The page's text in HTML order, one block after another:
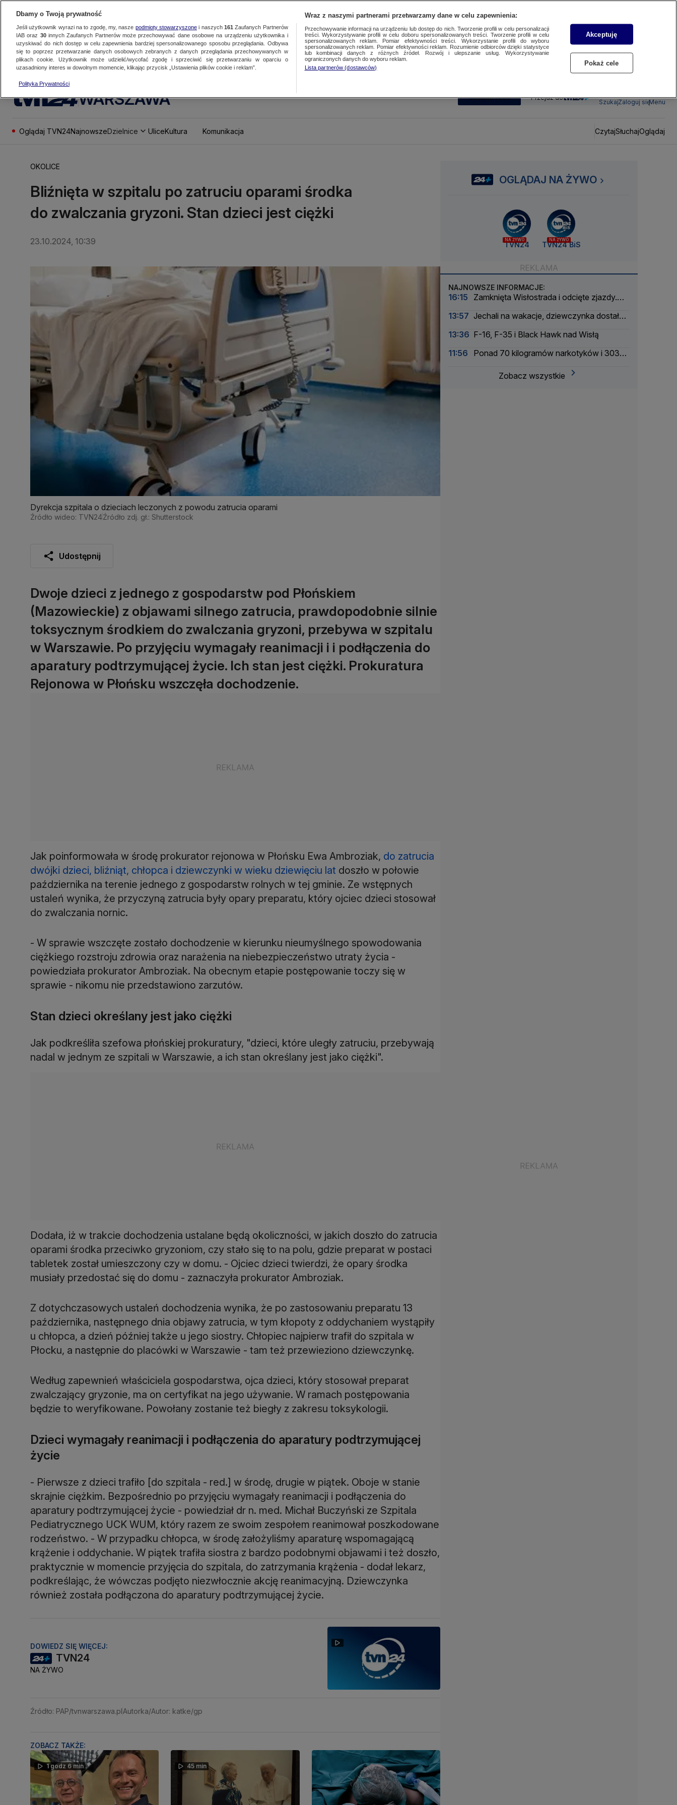
WARSZAWA SUBSKRYBUJ Przejdź do
SzukajZaloguj sięMenu
Oglądaj TVN24NajnowszeDzielnice UliceKultura Komunikacja CzytajSłuchajOglądaj
OKOLICE
Bliźnięta w szpitalu po zatruciu oparami środka
do zwalczania gryzoni. Stan dzieci jest ciężki
23.10.2024, 10:39
Dyrekcja szpitala o dzieciach leczonych z powodu zatrucia oparami
Źródło wideo: TVN24Źródło zdj. gł.: Shutterstock
Udostępnij
Dwoje dzieci z jednego z gospodarstw pod Płońskiem
(Mazowieckie) z objawami silnego zatrucia, prawdopodobnie silnie
toksycznym środkiem do zwalczania gryzoni, przebywa w szpitalu
w Warszawie. Po przyjęciu wymagały reanimacji i i podłączenia do
aparatury podtrzymującej życie. Ich stan jest ciężki. Prokuratura
Rejonowa w Płońsku wszczęła dochodzenie.
Jak poinformowała w środę prokurator rejonowa w Płońsku Ewa Ambroziak, do zatrucia
dwójki dzieci, bliźniąt, chłopca i dziewczynki w wieku dziewięciu lat doszło w połowie
października na terenie jednego z gospodarstw rolnych w tej gminie. Ze wstępnych
ustaleń wynika, że przyczyną zatrucia były opary preparatu, który ojciec dzieci stosował
do zwalczania nornic.
- W sprawie wszczęte zostało dochodzenie w kierunku nieumyślnego spowodowania
ciężkiego rozstroju zdrowia oraz narażenia na niebezpieczeństwo utraty życia -
powiedziała prokurator Ambroziak. Na obecnym etapie postępowanie toczy się w
sprawie - nikomu nie przedstawiono zarzutów.
Stan dzieci określany jest jako ciężki
Jak podkreśliła szefowa płońskiej prokuratury, "dzieci, które uległy zatruciu, przebywają
nadal w jednym ze szpitali w Warszawie, a ich stan określany jest jako ciężki".
Dodała, iż w trakcie dochodzenia ustalane będą okoliczności, w jakich doszło do zatrucia
oparami środka przeciwko gryzoniom, czy stało się to na polu, gdzie preparat w postaci
tabletek został umieszczony czy w domu. - Ojciec dzieci twierdzi, że opary środka
musiały przedostać się do domu - zaznaczyła prokurator Ambroziak.
Z dotychczasowych ustaleń dochodzenia wynika, że po zastosowaniu preparatu 13
października, następnego dnia objawy zatrucia, w tym kłopoty z oddychaniem wystąpiły
u chłopca, a dzień później także u jego siostry. Chłopiec najpierw trafił do szpitala w
Płocku, a następnie do placówki w Warszawie - tam też przewieziono dziewczynkę.
Według zapewnień właściciela gospodarstwa, ojca dzieci, który stosował preparat
zwalczający gryzonie, ma on certyfikat na jego używanie. W ramach postępowania
będzie to weryfikowane. Powołany zostanie też biegły z zakresu toksykologii.
Dzieci wymagały reanimacji i podłączenia do aparatury podtrzymującej
życie
- Pierwsze z dzieci trafiło [do szpitala - red.] w środę, drugie w piątek. Oboje w stanie
skrajnie ciężkim. Bezpośrednio po przyjęciu wymagały reanimacji i podłączenia do
aparatury podtrzymującej życie - powiedział dr n. med. Michał Buczyński ze Szpitala
Pediatrycznego UCK WUM, który razem ze swoim zespołem reanimował poszkodowane
rodzeństwo. - W przypadku chłopca, w środę założyliśmy aparaturę wspomagającą
krążenie i oddychanie. W piątek trafiła siostra z bardzo podobnymi objawami i też doszło,
praktycznie w momencie przyjęcia do szpitala, do zatrzymania krążenia - dodał lekarz,
podkreślając, że wówczas podjęto niezwłocznie akcję reanimacyjną. Dziewczynka
również została podłączona do aparatury podtrzymującej życie.
DOWIEDZ SIĘ WIĘCEJ:
TVN24
NA ŻYWO
Źródło: PAP/tvnwarszawa.plAutorka/Autor: katke/gp
ZOBACZ TAKŻE:
1 godz 6 min 45 min
OGLĄDAJ NA ŻYWO
NA ŻYWO
TVN24
NA ŻYWO
TVN24 BiS
NAJNOWSZE INFORMACJE:
16:15
Zamknięta Wisłostrada i odcięte zjazdy.
13:57 Jechali na wakacje, dziewczynka dostała
13:36 F-16, F-35 i Black Hawk nad Wisłą
11:56
Ponad 70 kilogramów narkotyków i 303
Zobacz wszystkie
Dbamy o Twoją prywatność
Jeśli użytkownik wyrazi na to zgodę, my, nasze podmioty stowarzyszonei naszych 161 Zaufanych Partnerów
IAB oraz 30innych Zaufanych Partnerów może przechowywać dane osobowe na urządzeniu użytkownika i
uzyskiwać do nich dostęp w celu zapewnienia bardziej spersonalizowanego sposobu przeglądania. Odbywa
się to poprzez przetwarzanie danych osobowych zebranych z danych przeglądania przechowywanych w
plikach cookie. Użytkownik może udzielić/wycofać zgodę i sprzeciwić się przetwarzaniu w oparciu o
uzasadniony interes w dowolnym momencie, klikając przycisk „Ustawienia plików cookie i reklam”.
Polityka Prywatności
Wraz z naszymi partnerami przetwarzamy dane w celu zapewnienia:
Przechowywanie informacji na urządzeniu lub dostęp do nich. Tworzenie profili w celu personalizacji
treści. Wykorzystywanie profili w celu doboru spersonalizowanych treści. Tworzenie profili w celu
spersonalizowanych reklam. Pomiar efektywności treści. Wykorzystanie profili do wyboru
spersonalizowanych reklam. Pomiar efektywności reklam. Rozumienie odbiorców dzięki statystyce
lub kombinacji danych z różnych źródeł. Rozwój i ulepszanie usług. Wykorzystywanie
ograniczonych danych do wyboru reklam.
Lista partnerów (dostawców)
Akceptuję
Pokaż cele